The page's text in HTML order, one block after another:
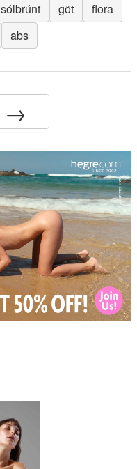
sólbrúnt göt
flora
abs
→